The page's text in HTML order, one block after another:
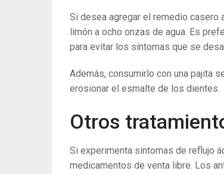
Si desea agregar el remedio casero
limón a ocho onzas de agua. Es
para evitar los síntomas que se
Además, consumirlo con una pajita
erosionar el esmalte de los dientes.
Otros
Si experimenta síntomas de reflujo
medicamentos de venta libre. Los